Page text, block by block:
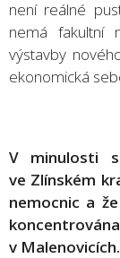
není reálné
nemá fakultní
výstavby
ekonomická
V minulosti
ve Zlínském
nemocnic a
v